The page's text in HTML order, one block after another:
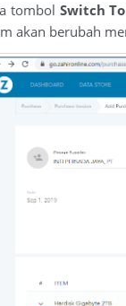
tombol Switch
akan berubah